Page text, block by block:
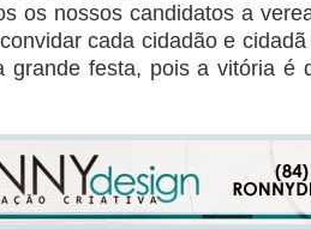
os nossos candidatos a
cada cidadão e
grande festa, pois a vitória é